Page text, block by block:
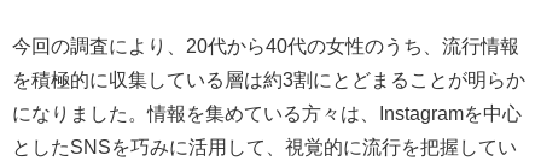
今回の調査により、20代から40代の女性のうち、流行情報
を積極的に収集している層は約3割にとどまることが明らか
になりました。情報を集めている方々は、Instagramを中心
としたSNSを巧みに活用して、視覚的に流行を把握してい